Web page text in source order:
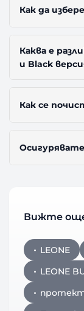
Как да
Каква е
и Black
Как се
Вижте
LEONE
LEONE